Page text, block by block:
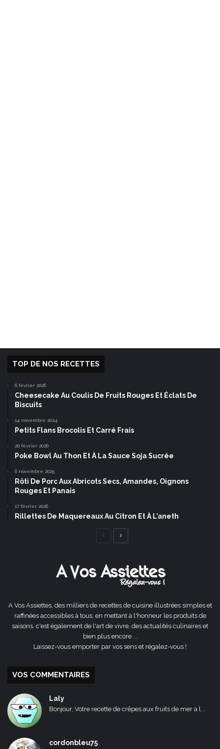
TOP DE NOS RECETTES
6 février 2026
Cheesecake Au Coulis De Fruits Rouges Et Éclats De
Biscuits
14 novembre 2024
Petits Flans Brocolis Et Carré Frais
20 février 2026
Poke Bowl Au Thon Et À La Sauce Soja Sucrée
6 novembre 2025
Rôti De Porc Aux Abricots Secs, Amandes, Oignons
Rouges Et Panais
17 février 2026
Rillettes De Maquereaux Au Citron Et À L’aneth
Page
A Vos Assiettes, des milliers de recettes de cuisine illustrées simples et
raffinées accessibles à tous, en mettant à l'honneur les produits de
saisons, c'est également de l'art de vivre, des actualités culinaires et
bien plus encore ...
Laissez-vous emporter par vos sens et régalez-vous !
VOS COMMENTAIRES
Laly
Bonjour, Votre recette de crêpes aux fruits de mer a l...
cordonbleu75